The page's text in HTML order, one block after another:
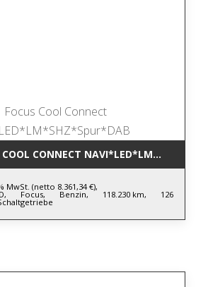
COOL CONNECT
MwSt. (netto 8.361,34 €),
Focus, Benzin, 118.230 km, 126